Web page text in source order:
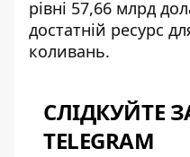
рівні 57,66 млрд
достатній ресурс
коливань.
СЛІДКУЙТЕ
TELEGRAM